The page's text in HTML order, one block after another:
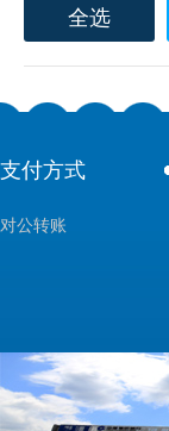
全选
支付方式
对公转账